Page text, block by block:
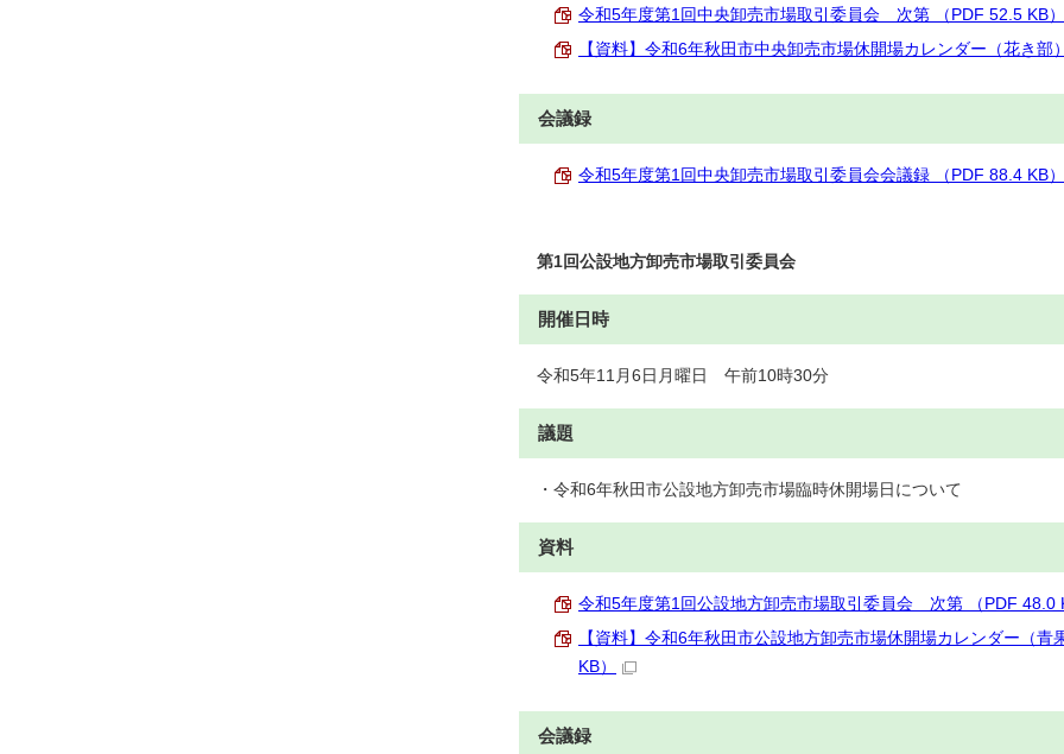
令和5年度第1回中央卸売市場取引委員会 次第 （PDF 52.5 KB）
【資料】令和6年秋田市中央卸売市場休開場カレンダー（花き部
会議録
令和5年度第1回中央卸売市場取引委員会会議録 （PDF 88.4 KB）
第1回公設地方卸売市場取引委員会
開催日時
令和5年11月6日月曜日 午前10時30分
議題
・令和6年秋田市公設地方卸売市場臨時休開場日について
資料
令和5年度第1回公設地方卸売市場取引委員会 次第 （PDF 48.0
【資料】令和6年秋田市公設地方卸売市場休開場カレンダー（
KB）
会議録